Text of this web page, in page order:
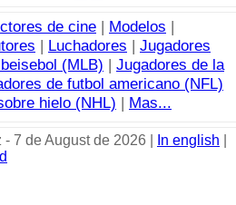
de cine | Modelos |
| Luchadores | Jugadores
(MLB) | Jugadores de la
de futbol americano (NFL)
hielo (NHL) | Mas...
7 de August de 2026 | In english